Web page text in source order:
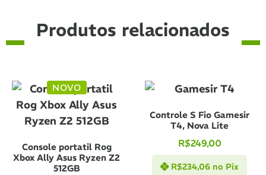
Produtos relacionados
NOVO
Console portatil Rog
Xbox Ally Asus Ryzen Z2
512GB
Controle S Fio Gamesir
T4, Nova Lite
R$249,00
R$234,06 no Pix